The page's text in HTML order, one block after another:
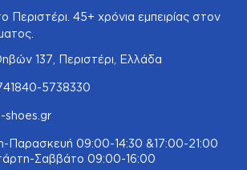
Περιστέρι. 45+ χρόνια εμπειρίας στον
137, Περιστέρι, Ελλάδα
5738330
shoes.gr
Παρασκευή 09:00-14:30 &17:00-21:00
Σαββάτο 09:00-16:00